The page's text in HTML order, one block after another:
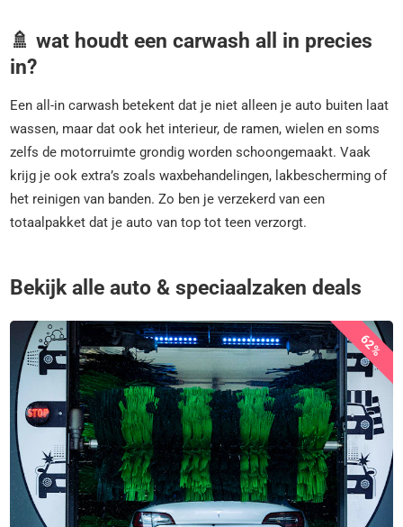
🚿 wat houdt een carwash all in precies
in?
Een all-in carwash betekent dat je niet alleen je auto buiten laat
wassen, maar dat ook het interieur, de ramen, wielen en soms
zelfs de motorruimte grondig worden schoongemaakt. Vaak
krijg je ook extra’s zoals waxbehandelingen, lakbescherming of
het reinigen van banden. Zo ben je verzekerd van een
totaalpakket dat je auto van top tot teen verzorgt.
Bekijk alle auto & speciaalzaken deals
62%